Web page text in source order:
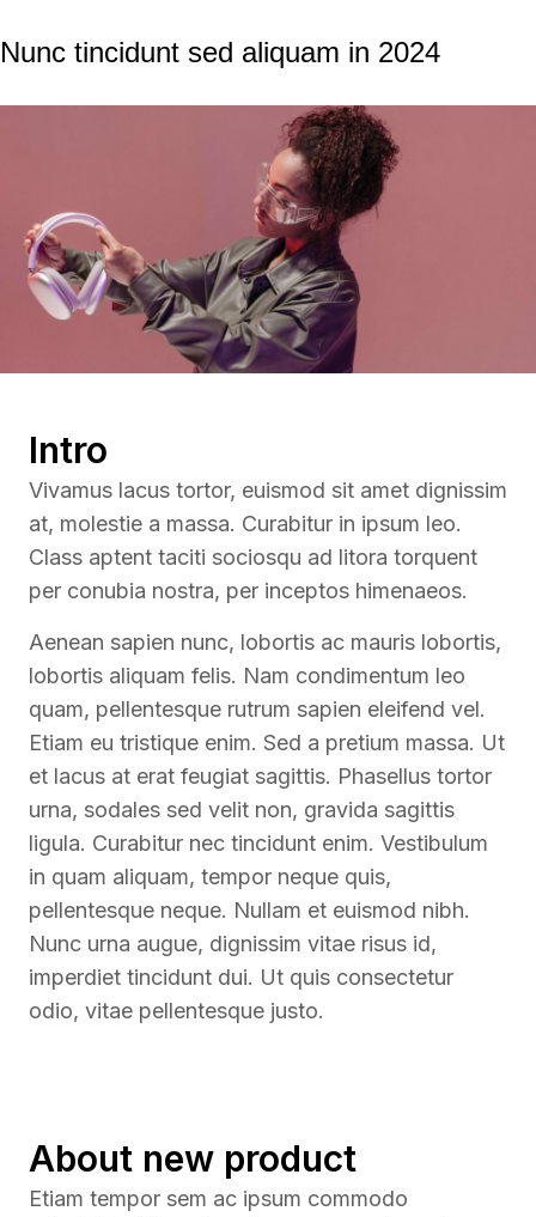
Nunc tincidunt sed aliquam in 2024
Intro
Vivamus lacus tortor, euismod sit amet dignissim
at, molestie a massa. Curabitur in ipsum leo.
Class aptent taciti sociosqu ad litora torquent
per conubia nostra, per inceptos himenaeos.
Aenean sapien nunc, lobortis ac mauris lobortis,
lobortis aliquam felis. Nam condimentum leo
quam, pellentesque rutrum sapien eleifend vel.
Etiam eu tristique enim. Sed a pretium massa. Ut
et lacus at erat feugiat sagittis. Phasellus tortor
urna, sodales sed velit non, gravida sagittis
ligula. Curabitur nec tincidunt enim. Vestibulum
in quam aliquam, tempor neque quis,
pellentesque neque. Nullam et euismod nibh.
Nunc urna augue, dignissim vitae risus id,
imperdiet tincidunt dui. Ut quis consectetur
odio, vitae pellentesque justo.
About new product
Etiam tempor sem ac ipsum commodo